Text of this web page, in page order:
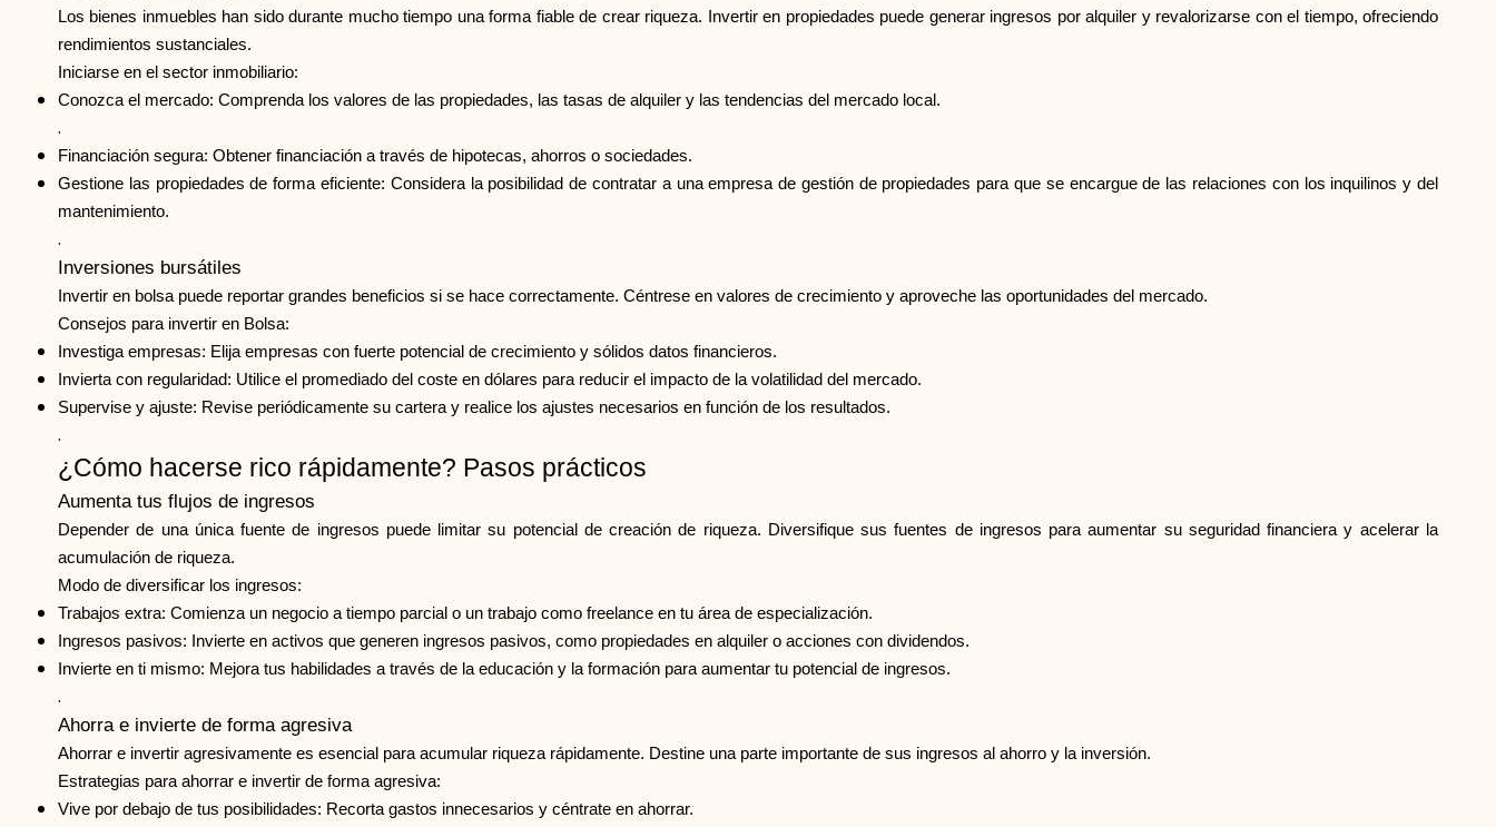
Los bienes inmuebles han sido durante mucho tiempo una forma fiable de crear riqueza. Invertir en propiedades puede generar ingresos por alquiler y revalorizarse con el tiempo, ofreciendo
rendimientos sustanciales.
Iniciarse en el sector inmobiliario:
Conozca el mercado: Comprenda los valores de las propiedades, las tasas de alquiler y las tendencias del mercado local.
.
Financiación segura: Obtener financiación a través de hipotecas, ahorros o sociedades.
Gestione las propiedades de forma eficiente: Considera la posibilidad de contratar a una empresa de gestión de propiedades para que se encargue de las relaciones con los inquilinos y del
mantenimiento.
.
Inversiones bursátiles
Invertir en bolsa puede reportar grandes beneficios si se hace correctamente. Céntrese en valores de crecimiento y aproveche las oportunidades del mercado.
Consejos para invertir en Bolsa:
Investiga empresas: Elija empresas con fuerte potencial de crecimiento y sólidos datos financieros.
Invierta con regularidad: Utilice el promediado del coste en dólares para reducir el impacto de la volatilidad del mercado.
Supervise y ajuste: Revise periódicamente su cartera y realice los ajustes necesarios en función de los resultados.
.
¿Cómo hacerse rico rápidamente? Pasos prácticos
Aumenta tus flujos de ingresos
Depender de una única fuente de ingresos puede limitar su potencial de creación de riqueza. Diversifique sus fuentes de ingresos para aumentar su seguridad financiera y acelerar la
acumulación de riqueza.
Modo de diversificar los ingresos:
Trabajos extra: Comienza un negocio a tiempo parcial o un trabajo como freelance en tu área de especialización.
Ingresos pasivos: Invierte en activos que generen ingresos pasivos, como propiedades en alquiler o acciones con dividendos.
Invierte en ti mismo: Mejora tus habilidades a través de la educación y la formación para aumentar tu potencial de ingresos.
.
Ahorra e invierte de forma agresiva
Ahorrar e invertir agresivamente es esencial para acumular riqueza rápidamente. Destine una parte importante de sus ingresos al ahorro y la inversión.
Estrategias para ahorrar e invertir de forma agresiva:
Vive por debajo de tus posibilidades: Recorta gastos innecesarios y céntrate en ahorrar.